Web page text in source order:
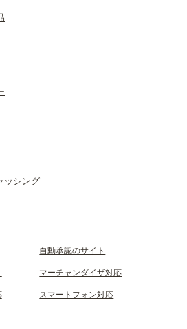
ッシング
自動承認のサイト
マーチャンダイザ対応
スマートフォン対応